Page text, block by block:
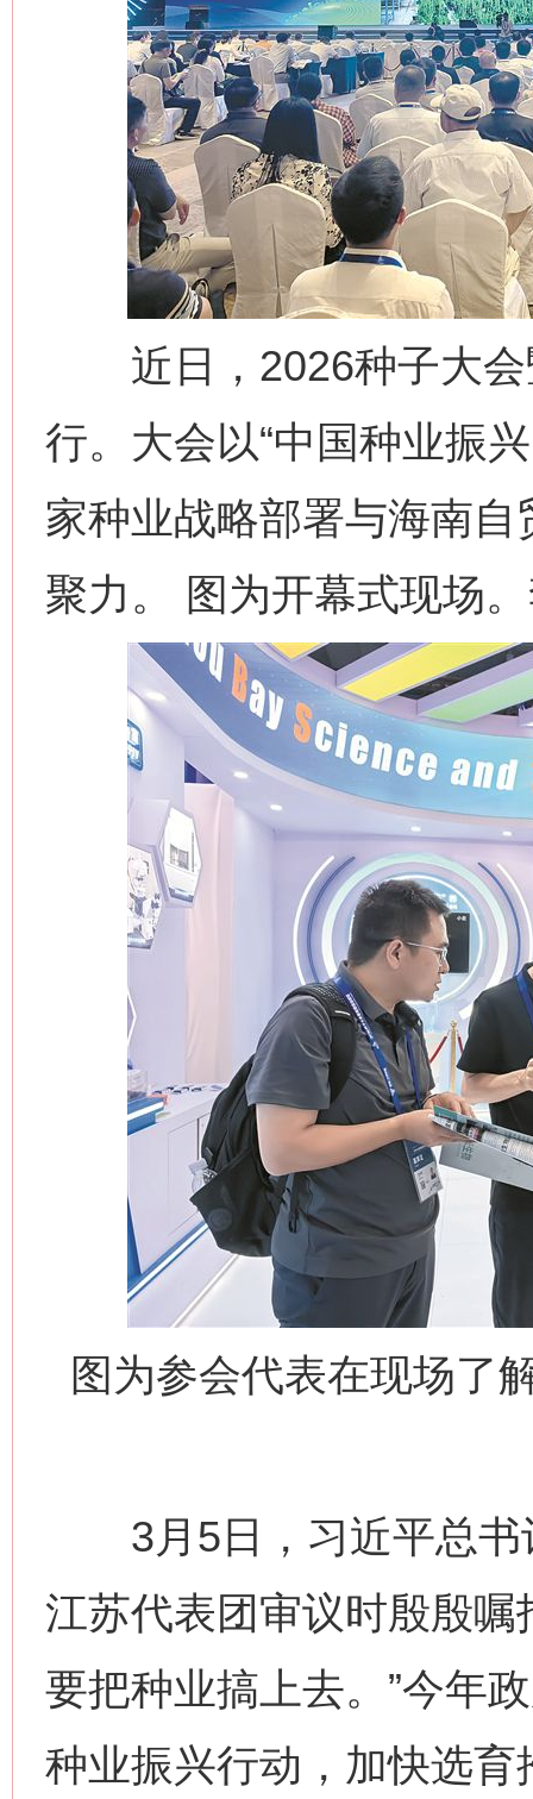
近日，2026种子大会
行。大会以“中国种业振
家种业战略部署与海南
聚力。 图为开幕式现场
图为参会代表在现场了
3月5日，习近平总书
江苏代表团审议时殷殷嘱
要把种业搞上去。”今年
种业振兴行动，加快选